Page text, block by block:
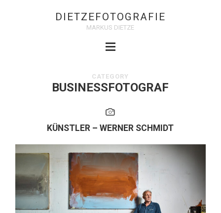
DIETZEFOTOGRAFIE
MARKUS DIETZE
CATEGORY
BUSINESSFOTOGRAF
KÜNSTLER – WERNER SCHMIDT